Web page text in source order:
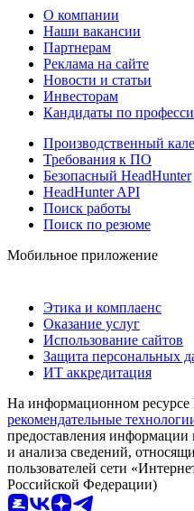
О компании
Наши вакансии
Партнерам
Реклама на сайте
Новости и статьи
Инвесторам
Кандидаты по
Производственный
Требования к ПО
Безопасный HeadHunter
HeadHunter API
Поиск работы
Поиск по резюме
Мобильное приложение
Этика и комплаенс
Оказание услуг
Использование сайтов
Защита персональных
ИТ аккредитация
На информационном ресурсе
рекомендательные
предоставления информации
и анализа сведений,
пользователей сети
Российской Федерации)